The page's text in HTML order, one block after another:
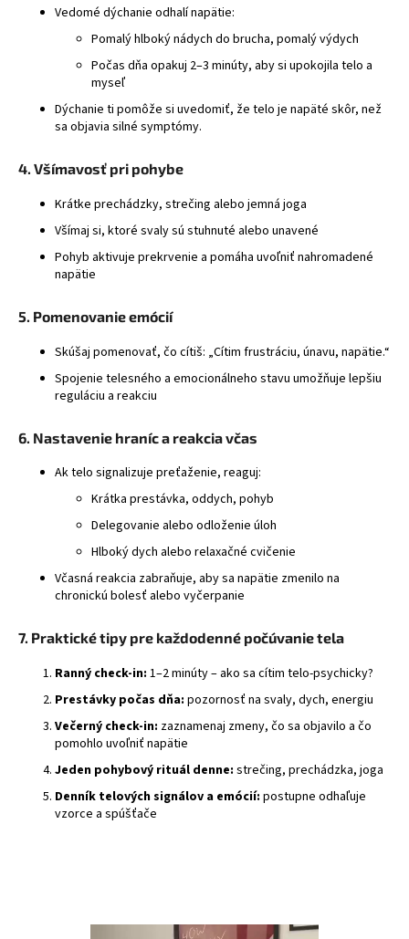
Vedomé dýchanie odhalí napätie:
Pomalý hlboký nádych do brucha, pomalý výdych
Počas dňa opakuj 2–3 minúty, aby si upokojila telo a
myseľ
Dýchanie ti pomôže si uvedomiť, že telo je napäté skôr, než
sa objavia silné symptómy.
4. Všímavosť pri pohybe
Krátke prechádzky, strečing alebo jemná joga
Všímaj si, ktoré svaly sú stuhnuté alebo unavené
Pohyb aktivuje prekrvenie a pomáha uvoľniť nahromadené
napätie
5. Pomenovanie emócií
Skúšaj pomenovať, čo cítiš: „Cítim frustráciu, únavu, napätie.“
Spojenie telesného a emocionálneho stavu umožňuje lepšiu
reguláciu a reakciu
6. Nastavenie hraníc a reakcia včas
Ak telo signalizuje preťaženie, reaguj:
Krátka prestávka, oddych, pohyb
Delegovanie alebo odloženie úloh
Hlboký dych alebo relaxačné cvičenie
Včasná reakcia zabraňuje, aby sa napätie zmenilo na
chronickú bolesť alebo vyčerpanie
7. Praktické tipy pre každodenné počúvanie tela
Ranný check-in: 1–2 minúty – ako sa cítim telo-psychicky?
Prestávky počas dňa: pozornosť na svaly, dych, energiu
Večerný check-in: zaznamenaj zmeny, čo sa objavilo a čo
pomohlo uvoľniť napätie
Jeden pohybový rituál denne: strečing, prechádzka, joga
Denník telových signálov a emócií: postupne odhaľuje
vzorce a spúšťače